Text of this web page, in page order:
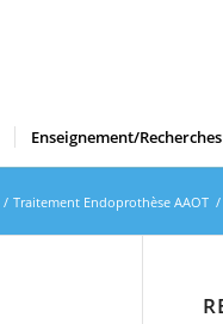
Enseignement/Recherches
/ Traitement Endoprothèse AAOT /